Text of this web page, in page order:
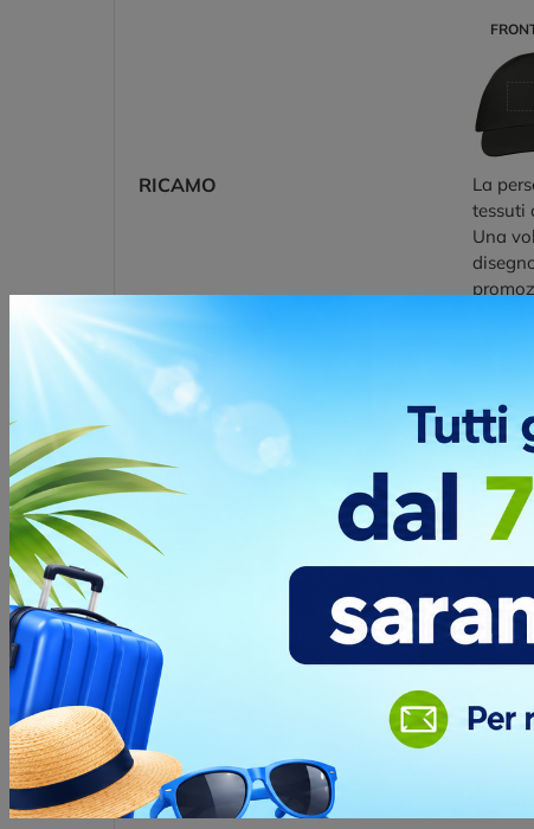
RICAMO
La
tessuti
Una
TRANSFER
Il